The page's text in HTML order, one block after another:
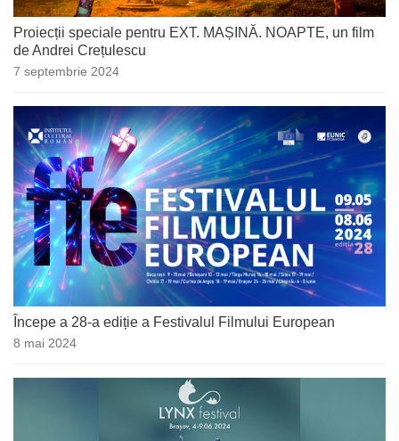
Proiecții speciale pentru EXT. MAȘINĂ. NOAPTE, un film
de Andrei Crețulescu
7 septembrie 2024
Începe a 28-a ediție a Festivalul Filmului European
8 mai 2024